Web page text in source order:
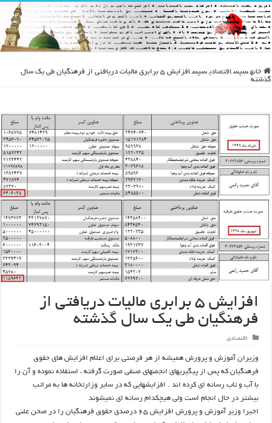
خانه سپس اقتصادی سپس
افزایش ۵ برابری مالیات دریافتی از فرهنگیان طی یک سال
گذشته
افزایش ۵ برابری مالیات دریافتی از
فرهنگیان طی یک سال گذشته
اقتصادی
وزیران آموزش و پرورش همیشه از هر فرصتی برای اعلام افزایش های حقوق
فرهنگیان که پس از پیگیریهای انجمنهای صنفی صورت گرفته ، استفاده نموده و آن را
با آب و تاب رسانه ای کرده اند . افزایشهایی که در سایر وزارتخانه ها به مراتب
بیشتر در حال انجام است ولی هیچکدام رسانه ای نمیشوند
اخیرا وزیر آموزش و پرورش افزایش ۶۵ درصدی حقوق فرهنگیان را در صحن علنی